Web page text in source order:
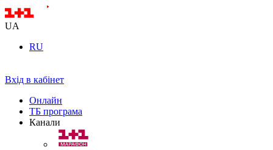
UA
RU
Вхід в кабінет
Онлайн
ТБ програма
Канали